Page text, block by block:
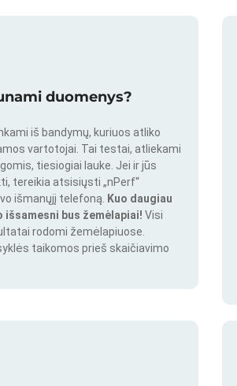
duomenys?
iš bandymų, kuriuos atliko
vartotojai. Tai testai, atliekami
tiesiogiai lauke. Jei ir jūs
tereikia atsisiųsti „nPerf“
išmanųjį telefoną.
Kuo daugiau
išsamesni bus žemėlapiai! Visi
rodomi žemėlapiuose.
taikomos prieš skaičiavimo